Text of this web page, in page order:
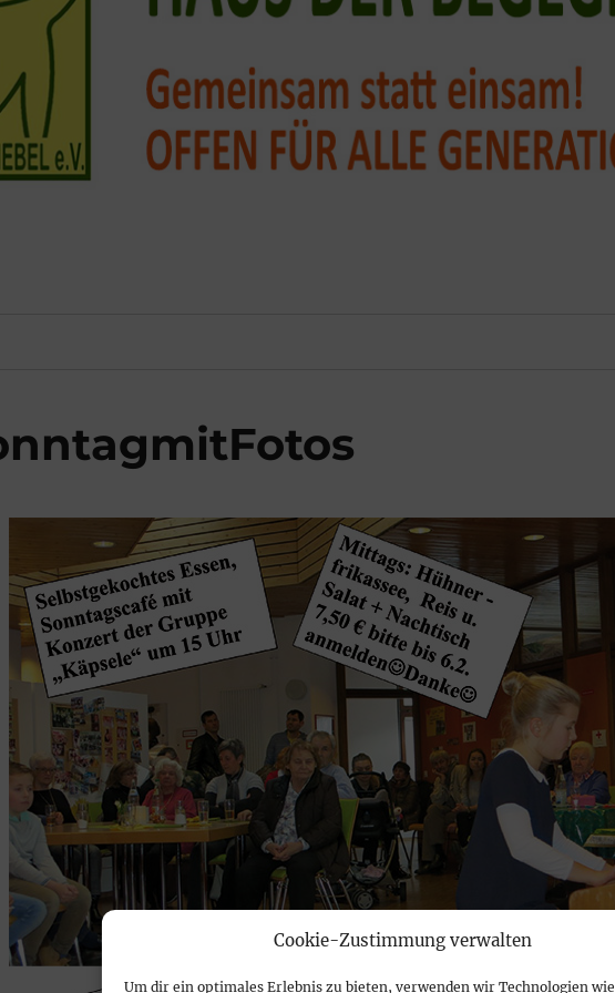
Cookie-Zustimmung verwalten
Um dir ein optimales Erlebnis zu bieten, verwenden wir Technologien wie